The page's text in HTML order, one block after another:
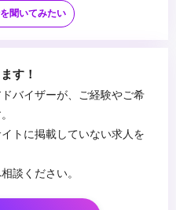
ル系動画の編集経験
験
撮影経験
聞いてみたい
す！
バイザーが、ご経験やご希
トに掲載していない求人を
談ください。